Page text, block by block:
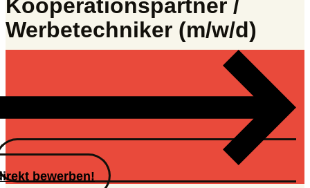
Kooperationspartner /
Werbetechniker (m/w/d)
bewerben!